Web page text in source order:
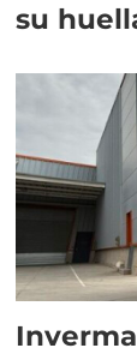
su